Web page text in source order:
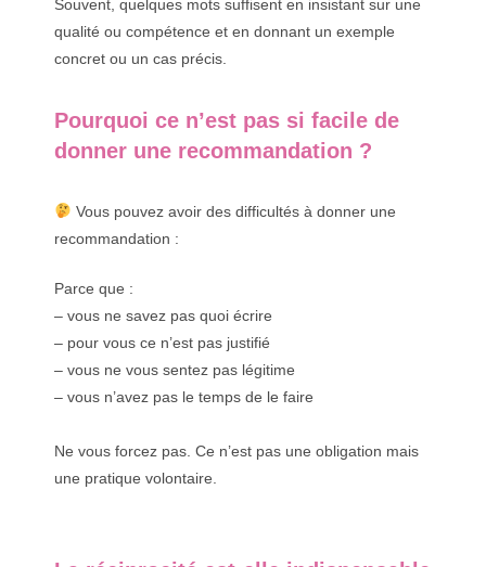
Souvent, quelques mots suffisent en insistant sur une
qualité ou compétence et en donnant un exemple
concret ou un cas précis.
Pourquoi ce n’est pas si facile de
donner une recommandation ?
Vous pouvez avoir des difficultés à donner une
recommandation :
Parce que :
– vous ne savez pas quoi écrire
– pour vous ce n’est pas justifié
– vous ne vous sentez pas légitime
– vous n’avez pas le temps de le faire
Ne vous forcez pas. Ce n’est pas une obligation mais
une pratique volontaire.